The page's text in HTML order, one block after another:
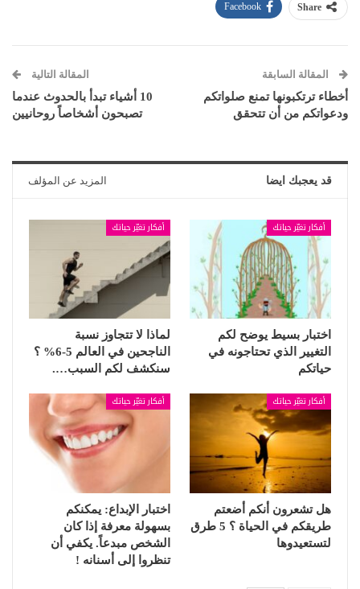
Share
Facebook
المقالة السابقة
أخطاء ترتكبونها تمنع صلواتكم
ودعواتكم من أن تتحقق
المقالة التالية
10 أشياء تبدأ بالحدوث عندما
تصبحون أشخاصاً روحانيين
قد يعجبك ايضا المزيد عن المؤلف
أفكار تغيّر حياتك
اختبار بسيط يوضح لكم
التغيير الذي تحتاجونه في
حياتكم
أفكار تغيّر حياتك
لماذا لا تتجاوز نسبة
الناجحين في العالم 5-6% ؟
سنكشف لكم السبب….
أفكار تغيّر حياتك
هل تشعرون أنكم أضعتم
طريقكم في الحياة ؟ 5 طرق
لتستعيدوها
أفكار تغيّر حياتك
اختبار الإبداع: يمكنكم
بسهولة معرفة إذا كان
الشخص مبدعاً. يكفي أن
تنظروا إلى أسنانه !